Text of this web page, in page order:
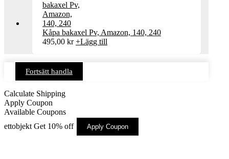
Kåpa bakaxel Pv, Amazon, 140, 240
495,00 kr +Lägg till
Fortsätt handla
Calculate Shipping
Apply Coupon
Available Coupons
ettobjekt Get 10% off Apply Coupon